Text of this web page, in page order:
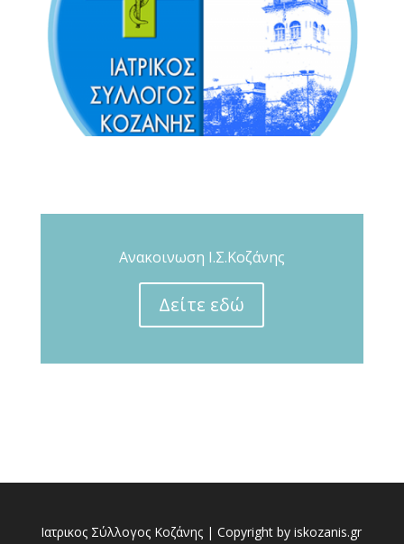
Ανακοινωση Ι.Σ.Κοζάνης
Δείτε εδώ
Ιατρικος Σύλλογος Κοζάνης | Copyright by iskozanis.gr